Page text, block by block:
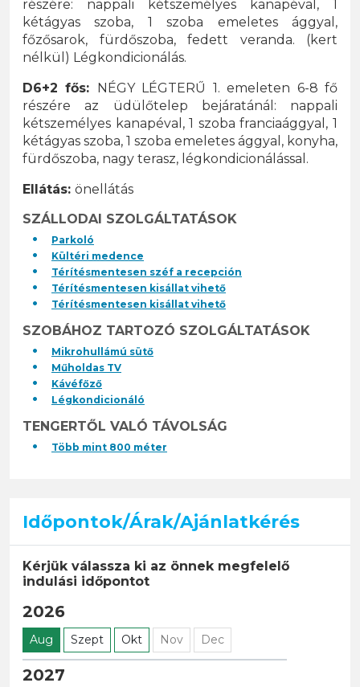
részére: nappali kétszemélyes kanapéval, 1
kétágyas szoba, 1 szoba emeletes ággyal,
főzősarok, fürdőszoba, fedett veranda. (kert
nélkül) Légkondicionálás.
D6+2 fős: NÉGY LÉGTERŰ 1. emeleten 6-8 fő
részére az üdülőtelep bejáratánál: nappali
kétszemélyes kanapéval, 1 szoba franciaággyal, 1
kétágyas szoba, 1 szoba emeletes ággyal, konyha,
fürdőszoba, nagy terasz, légkondicionálással.
Ellátás: önellátás
SZÁLLODAI SZOLGÁLTATÁSOK
Parkoló
Kültéri medence
Térítésmentesen széf a recepción
Térítésmentesen kisállat vihető
Térítésmentesen kisállat vihető
SZOBÁHOZ TARTOZÓ SZOLGÁLTATÁSOK
Mikrohullámú sütő
Műholdas TV
Kávéfőző
Légkondicionáló
TENGERTŐL VALÓ TÁVOLSÁG
Több mint 800 méter
Időpontok/Árak/Ajánlatkérés
Kérjük válassza ki az önnek megfelelő
indulási időpontot
2026
Aug Szept Okt Nov Dec
2027